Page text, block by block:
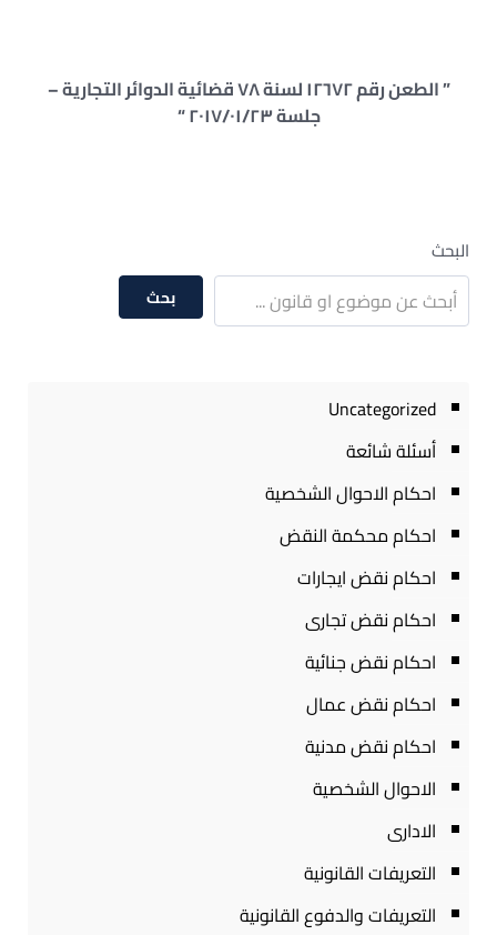
” الطعن رقم ١٢٦٧٢ لسنة ٧٨ قضائية الدوائر التجارية –
جلسة ٢٠١٧/٠١/٢٣ “
البحث
بحث
Uncategorized
أسئلة شائعة
احكام الاحوال الشخصية
احكام محكمة النقض
احكام نقض ايجارات
احكام نقض تجارى
احكام نقض جنائية
احكام نقض عمال
احكام نقض مدنية
الاحوال الشخصية
الادارى
التعريفات القانونية
التعريفات والدفوع القانونية